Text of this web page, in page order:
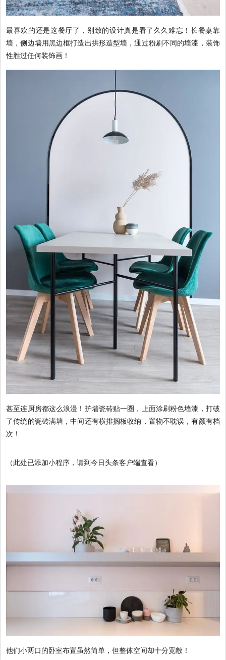
最喜欢的还是这餐厅了，别致的设计真是看了久久难忘！长餐桌靠
墙，侧边墙用黑边框打造出拱形造型墙，通过粉刷不同的墙漆，装饰
性胜过任何装饰画！
甚至连厨房都这么浪漫！护墙瓷砖贴一圈，上面涂刷粉色墙漆，打破
了传统的瓷砖满墙，中间还有横排搁板收纳，置物不耽误，有颜有档
次！
（此处已添加小程序，请到今日头条客户端查看）
他们小两口的卧室布置虽然简单，但整体空间却十分宽敞！